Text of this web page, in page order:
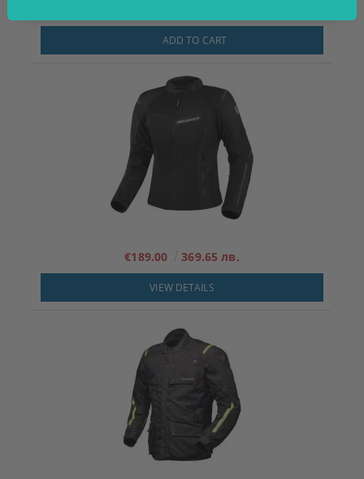
ADD TO CART
€189.00 369.65 лв.
VIEW DETAILS